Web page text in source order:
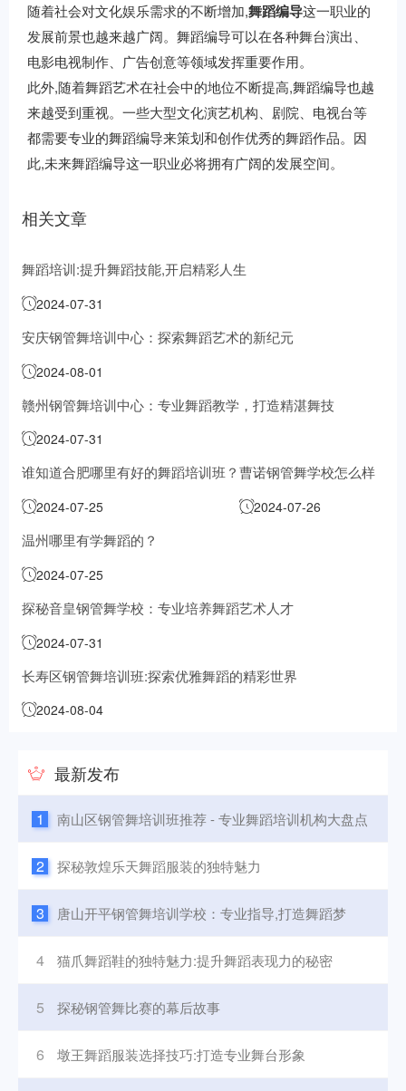
随着社会对文化娱乐需求的不断增加,舞蹈编导这一职业的
发展前景也越来越广阔。舞蹈编导可以在各种舞台演出、
电影电视制作、广告创意等领域发挥重要作用。
此外,随着舞蹈艺术在社会中的地位不断提高,舞蹈编导也越
来越受到重视。一些大型文化演艺机构、剧院、电视台等
都需要专业的舞蹈编导来策划和创作优秀的舞蹈作品。因
此,未来舞蹈编导这一职业必将拥有广阔的发展空间。
相关文章
舞蹈培训:提升舞蹈技能,开启精彩人生
2024-07-31
安庆钢管舞培训中心：探索舞蹈艺术的新纪元
2024-08-01
赣州钢管舞培训中心：专业舞蹈教学，打造精湛舞技
2024-07-31
谁知道合肥哪里有好的舞蹈培训班？
2024-07-25
曹诺钢管舞学校怎么样
2024-07-26
温州哪里有学舞蹈的？
2024-07-25
探秘音皇钢管舞学校：专业培养舞蹈艺术人才
2024-07-31
长寿区钢管舞培训班:探索优雅舞蹈的精彩世界
2024-08-04
最新发布
1 南山区钢管舞培训班推荐 - 专业舞蹈培训机构大盘点
2 探秘敦煌乐天舞蹈服装的独特魅力
3 唐山开平钢管舞培训学校：专业指导,打造舞蹈梦
4 猫爪舞蹈鞋的独特魅力:提升舞蹈表现力的秘密
5 探秘钢管舞比赛的幕后故事
6 墩王舞蹈服装选择技巧:打造专业舞台形象